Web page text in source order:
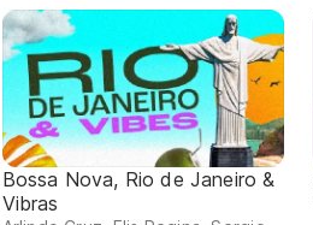
Bossa Nova, Rio de Janeiro &
Vibras